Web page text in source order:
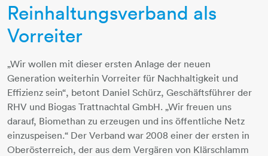
Reinhaltungsverband als
Vorreiter
„Wir wollen mit dieser ersten Anlage der neuen
Generation weiterhin Vorreiter für Nachhaltigkeit und
Effizienz sein“, betont Daniel Schürz, Geschäftsführer der
RHV und Biogas Trattnachtal GmbH. „Wir freuen uns
darauf, Biomethan zu erzeugen und ins öffentliche Netz
einzuspeisen.“ Der Verband war 2008 einer der ersten in
Oberösterreich, der aus dem Vergären von Klärschlamm